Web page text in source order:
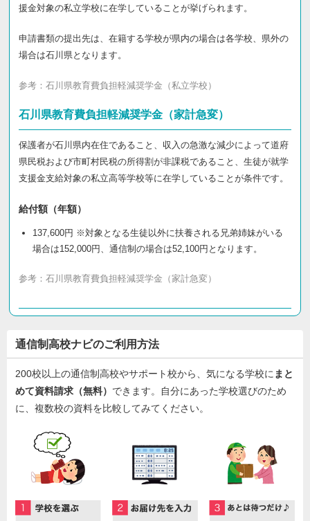
援金対象の私立学校に在学していることが挙げられます。
申請書類の提出先は、在籍する学校が県内の場合は各学校、県外の
場合は石川県となります。
参考： 石川県教育費負担軽減奨学金（私立学校）
石川県教育費負担軽減奨学金（家計急変）
保護者が石川県内在住であること、収入の急激な減少によって道府
県民税および市町村民税の所得割が非課税であること、生徒が就学
支援金支給対象の私立高等学校等に在学していることが条件です。
給付額（年額）
137,600円 ※対象となる生徒以外に扶養される兄弟姉妹がいる
場合は152,000円、通信制の場合は52,100円となります。
参考： 石川県教育費負担軽減奨学金（家計急変）
通信制高校ナビのご利用方法
200校以上の通信制高校やサポート校から、気になる学校にまと
めて資料請求（無料） できます。自分にあった学校選びのため
に、複数校の資料を比較してみてください。